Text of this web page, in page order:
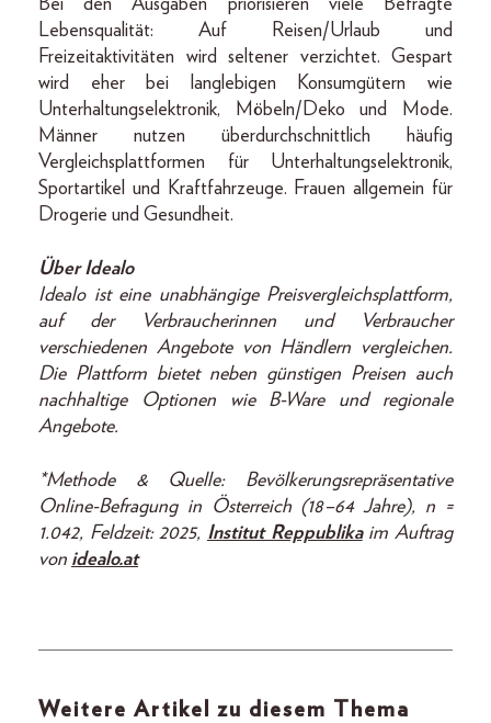
Lebensqualität: Auf Reisen/Urlaub und
Freizeitaktivitäten wird seltener verzichtet. Gespart
wird eher bei langlebigen Konsumgütern wie
Unterhaltungselektronik, Möbeln/Deko und Mode.
Männer nutzen überdurchschnittlich häufig
Vergleichsplattformen für Unterhaltungselektronik,
Sportartikel und Kraftfahrzeuge. Frauen allgemein für
Drogerie und Gesundheit.
Über Idealo
Idealo ist eine unabhängige Preisvergleichsplattform,
auf der Verbraucherinnen und Verbraucher
verschiedenen Angebote von Händlern vergleichen.
Die Plattform bietet neben günstigen Preisen auch
nachhaltige Optionen wie B-Ware und regionale
Angebote.
*Methode & Quelle: Bevölkerungsrepräsentative
Online-Befragung in Österreich (18–64 Jahre), n =
1.042, Feldzeit: 2025, Institut Reppublikaim Auftrag
von idealo.at
Weitere Artikel zu diesem Thema